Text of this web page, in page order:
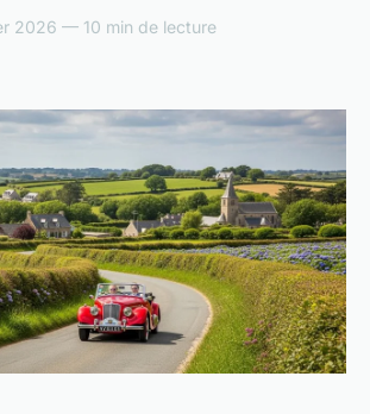
2026 — 10 min de lecture